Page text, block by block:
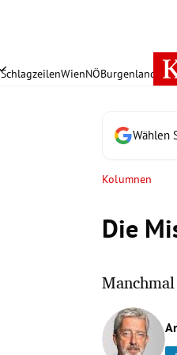
SchlagzeilenWienNÖBurgenland
Wählen
Kolumnen
Die